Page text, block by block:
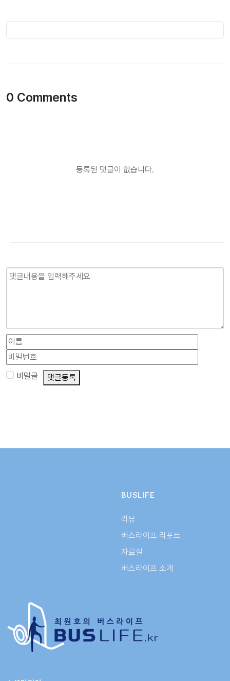
0 Comments
등록된 댓글이 없습니다.
비밀글 댓글등록
BUSLIFE
리뷰
버스라이프 리포트
자료실
버스라이프 소개